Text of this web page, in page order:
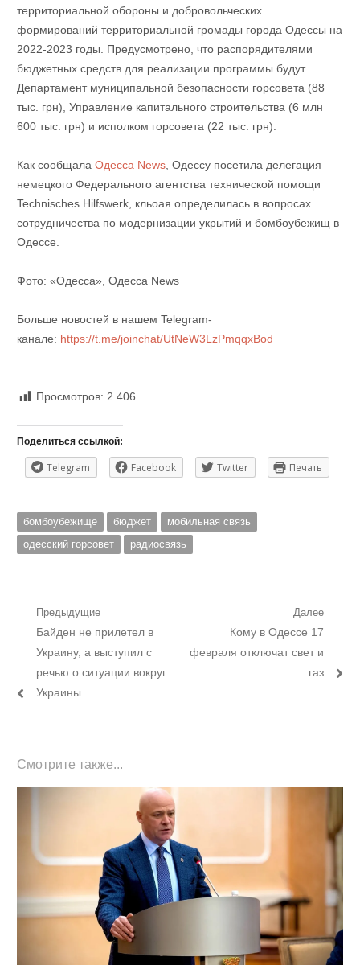
территориальной обороны и добровольческих
формирований территориальной громады города Одессы на
2022-2023 годы. Предусмотрено, что распорядителями
бюджетных средств для реализации программы будут
Департамент муниципальной безопасности горсовета (88
тыс. грн), Управление капитального строительства (6 млн
600 тыс. грн) и исполком горсовета (22 тыс. грн).
Как сообщала Одесса News, Одессу посетила делегация
немецкого Федерального агентства технической помощи
Technisches Hilfswerk, кльоая определилась в вопросах
сотрудничества по модернизации укрытий и бомбоубежищ в
Одессе.
Фото: «Одесса», Одесса News
Больше новостей в нашем Telegram-
канале: https://t.me/joinchat/UtNeW3LzPmqqxBod
Просмотров: 2 406
Поделиться ссылкой:
Telegram Facebook Twitter Печать
бомбоубежище бюджет
мобильная связь
одесский горсовет
радиосвязь
Навигация
по
записям
Предыдущие
Предыдущий
пост:
Байден не прилетел в
Украину, а выступил с
речью о ситуации вокруг
Украины
Далее
Следующий
пост:
Кому в Одессе 17
февраля отключат свет и
газ
Смотрите также...